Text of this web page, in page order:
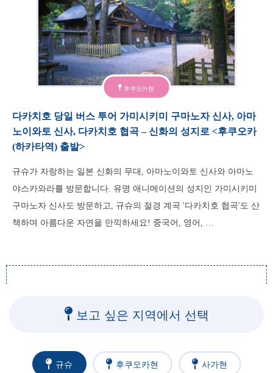
후쿠오카현
다카치호 당일 버스 투어 가미시키미 구마노자 신사, 아마
노이와토 신사, 다카치호 협곡 – 신화의 성지로 <후쿠오카
(하카타역) 출발>
규슈가 자랑하는 일본 신화의 무대, 아마노이와토 신사와 아마노
야스카와라를 방문합니다. 유명 애니메이션의 성지인 가미시키미
구마노자 신사도 방문하고, 규슈의 절경 계곡 '다카치호 협곡'도 산
책하며 아름다운 자연을 만끽하세요! 중국어, 영어, …
보고 싶은 지역에서 선택
규슈 후쿠오카현 사가현